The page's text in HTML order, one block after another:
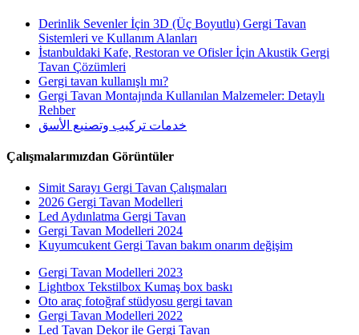
Derinlik Sevenler İçin 3D (Üç Boyutlu) Gergi Tavan
Sistemleri ve Kullanım Alanları
İstanbuldaki Kafe, Restoran ve Ofisler İçin Akustik Gergi
Tavan Çözümleri
Gergi tavan kullanışlı mı?
Gergi Tavan Montajında Kullanılan Malzemeler: Detaylı
Rehber
خدمات تركيب وتصنيع الأسق
Çalışmalarımızdan Görüntüler
Simit Sarayı Gergi Tavan Çalışmaları
2026 Gergi Tavan Modelleri
Led Aydınlatma Gergi Tavan
Gergi Tavan Modelleri 2024
Kuyumcukent Gergi Tavan bakım onarım değişim
Gergi Tavan Modelleri 2023
Lightbox Tekstilbox Kumaş box baskı
Oto araç fotoğraf stüdyosu gergi tavan
Gergi Tavan Modelleri 2022
Led Tavan Dekor ile Gergi Tavan